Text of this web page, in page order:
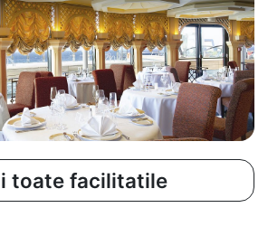
toate facilitatile